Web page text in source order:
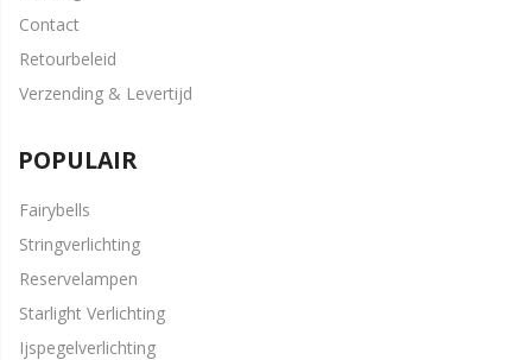
Contact
Retourbeleid
Verzending & Levertijd
POPULAIR
Fairybells
Stringverlichting
Reservelampen
Starlight Verlichting
Ijspegelverlichting